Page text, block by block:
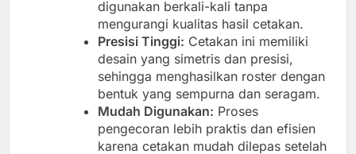
digunakan berkali-kali tanpa
mengurangi kualitas hasil cetakan.
Presisi Tinggi: Cetakan ini memiliki
desain yang simetris dan presisi,
sehingga menghasilkan roster dengan
bentuk yang sempurna dan seragam.
Mudah Digunakan: Proses
pengecoran lebih praktis dan efisien
karena cetakan mudah dilepas setelah